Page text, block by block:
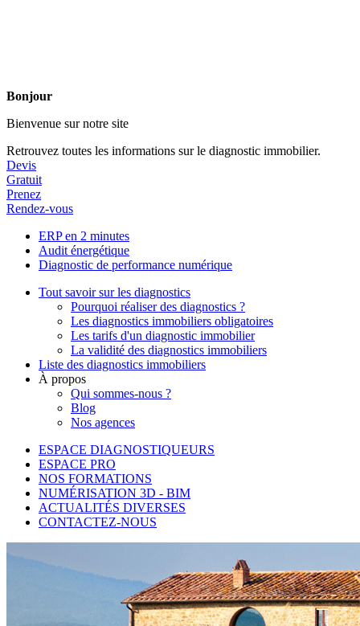
Bonjour
Bienvenue sur notre site
Retrouvez toutes les informations sur le diagnostic immobilier.
Devis
Gratuit
Prenez
Rendez-vous
ERP en 2 minutes
Audit énergétique
Diagnostic de performance numérique
Tout savoir sur les diagnostics
Pourquoi réaliser des diagnostics ?
Les diagnostics immobiliers obligatoires
Les tarifs d'un diagnostic immobilier
La validité des diagnostics immobiliers
Liste des diagnostics immobiliers
À propos
Qui sommes-nous ?
Blog
Nos agences
ESPACE DIAGNOSTIQUEURS
ESPACE PRO
NOS FORMATIONS
NUMÉRISATION 3D - BIM
ACTUALITÉS DIVERSES
CONTACTEZ-NOUS